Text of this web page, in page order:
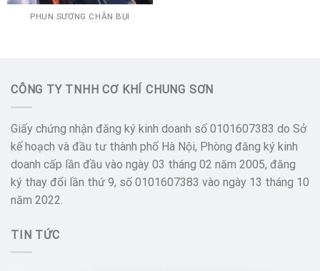
PHUN SƯƠNG CHẮN BỤI
CÔNG TY TNHH CƠ KHÍ CHUNG SƠN
Giấy chứng nhận đăng ký kinh doanh số 0101607383 do Sở
kế hoạch và đầu tư thành phố Hà Nội, Phòng đăng ký kinh
doanh cấp lần đầu vào ngày 03 tháng 02 năm 2005, đăng
ký thay đổi lần thứ 9, số 0101607383 vào ngày 13 tháng 10
năm 2022.
TIN TỨC